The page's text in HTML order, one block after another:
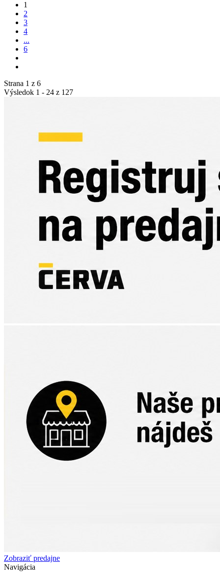
1
2
3
4
...
6
Strana 1 z 6
Výsledok 1 - 24 z 127
Zobraziť predajne
Navigácia